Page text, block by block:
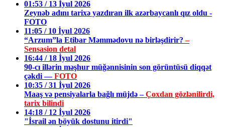
01:53 / 13 İyul 2026
Zeynəb adını tarixə yazdıran ilk azərbaycanlı qız oldu -
FOTO
11:05 / 10 İyul 2026
“Arzum”la Etibar Məmmədovu nə birləşdirir?–
Sensasion detal
16:44 / 18 İyul 2026
90-cı illərin məşhur müğənnisinin son görüntüsü diqqət
çəkdi —FOTO
10:35 / 31 İyul 2026
Maaş və pensiyalarla bağlı müjdə –Çoxdan gözlənilirdi,
tarix bilindi
14:18 / 12 İyul 2026
"İsrail ən böyük dostunu itirdi"